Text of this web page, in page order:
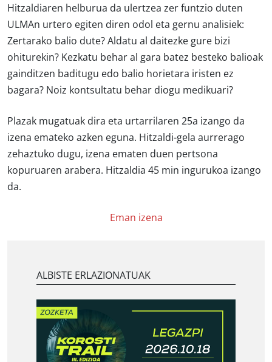
Hitzaldiaren helburua da ulertzea zer funtzio duten
ULMAn urtero egiten diren odol eta gernu analisiek:
Zertarako balio dute? Aldatu al daitezke gure bizi
ohiturekin? Kezkatu behar al gara batez besteko balioak
gainditzen baditugu edo balio horietara iristen ez
bagara? Noiz kontsultatu behar diogu medikuari?
Plazak mugatuak dira eta urtarrilaren 25a izango da
izena emateko azken eguna. Hitzaldi-gela aurrerago
zehaztuko dugu, izena ematen duen pertsona
kopuruaren arabera. Hitzaldia 45 min ingurukoa izango
da.
Eman izena
ALBISTE ERLAZIONATUAK